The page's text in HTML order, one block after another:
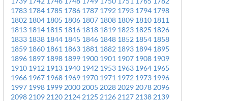
1783 1784 1785 1786 1787 1792 1793 1794 1798
1802 1804 1805 1806 1807 1808 1809 1810 1811
1813 1814 1815 1816 1818 1819 1823 1825 1826
1833 1838 1844 1845 1846 1848 1852 1854 1858
1859 1860 1861 1863 1881 1882 1893 1894 1895
1896 1897 1898 1899 1900 1901 1907 1908 1909
1910 1912 1913 1940 1942 1953 1963 1964 1965
1966 1967 1968 1969 1970 1971 1972 1973 1996
1997 1998 1999200020052028202920782096
209821092120212421252126212721382139